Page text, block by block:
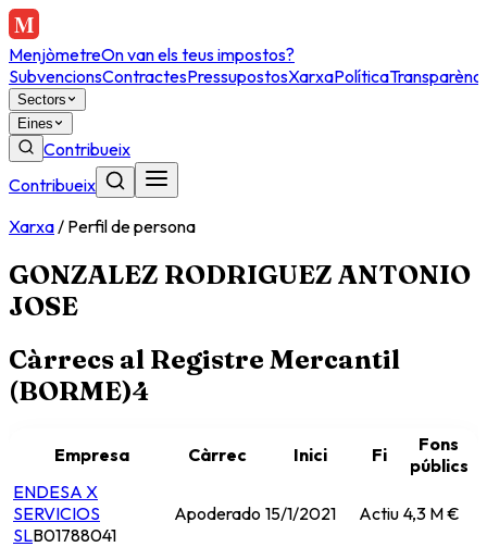
MenjòmetreOn van els teus impostos?
SubvencionsContractesPressupostosXarxaPolítica
Sectors
Eines
Contribueix
Contribueix
Xarxa/ Perfil de persona
GONZALEZ RODRIGUEZ ANTONIO
JOSE
Càrrecs al Registre Mercantil
(BORME)4
Empresa Càrrec Inici Fi
Fons
públics
ENDESA X
SERVICIOS
SLB01788041
Apoderado 15/1/2021 Actiu 4,3 M €